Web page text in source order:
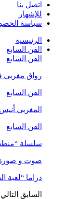
اتصل بنا
للإشهار
سياسة
الرئيسية
الفن السابع
الفن السابع
رواق مغربي
الفن السابع
المغربي
الفن السابع
سلسلة
صوت و
دراما “لعبة
السابق التالي